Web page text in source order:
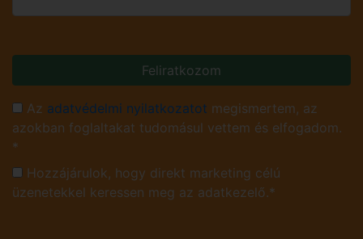
Feliratkozom
Az adatvédelmi nyilatkozatot megismertem, az
azokban foglaltakat tudomásul vettem és elfogadom.
*
Hozzájárulok, hogy direkt marketing célú
üzenetekkel keressen meg az adatkezelő.*